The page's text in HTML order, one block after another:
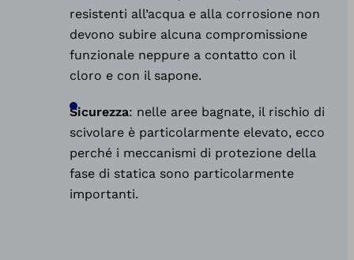
resistenti all’acqua e alla corrosione non
devono subire alcuna compromissione
funzionale neppure a contatto con il
cloro e con il sapone.
Sicurezza: nelle aree bagnate, il rischio di
scivolare è particolarmente elevato, ecco
perché i meccanismi di protezione della
fase di statica sono particolarmente
importanti.